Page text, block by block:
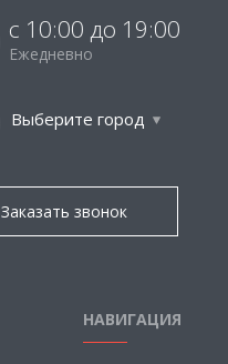
с 10:00 до 19:00
Ежедневно
Выберите город
Заказать звонок
НАВИГАЦИЯ